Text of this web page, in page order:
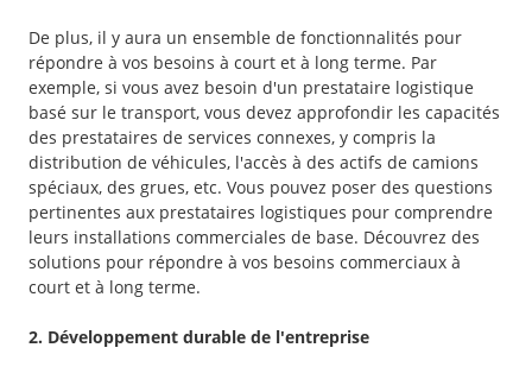
De plus, il y aura un ensemble de fonctionnalités pour
répondre à vos besoins à court et à long terme. Par
exemple, si vous avez besoin d'un prestataire logistique
basé sur le transport, vous devez approfondir les capacités
des prestataires de services connexes, y compris la
distribution de véhicules, l'accès à des actifs de camions
spéciaux, des grues, etc. Vous pouvez poser des questions
pertinentes aux prestataires logistiques pour comprendre
leurs installations commerciales de base. Découvrez des
solutions pour répondre à vos besoins commerciaux à
court et à long terme.
2. Développement durable de l'entreprise